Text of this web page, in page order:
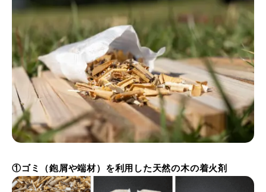
①ゴミ（鉋屑や端材）を利用した天然の木の着火剤